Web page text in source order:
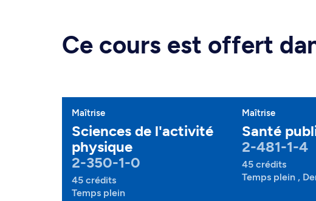
Ce cours est offert
Maîtrise
Sciences de l'activité
physique
2-350-1-0
45 crédits
Temps plein
Maîtrise
Santé
2-481-1-4
45 crédits
Temps plein ,